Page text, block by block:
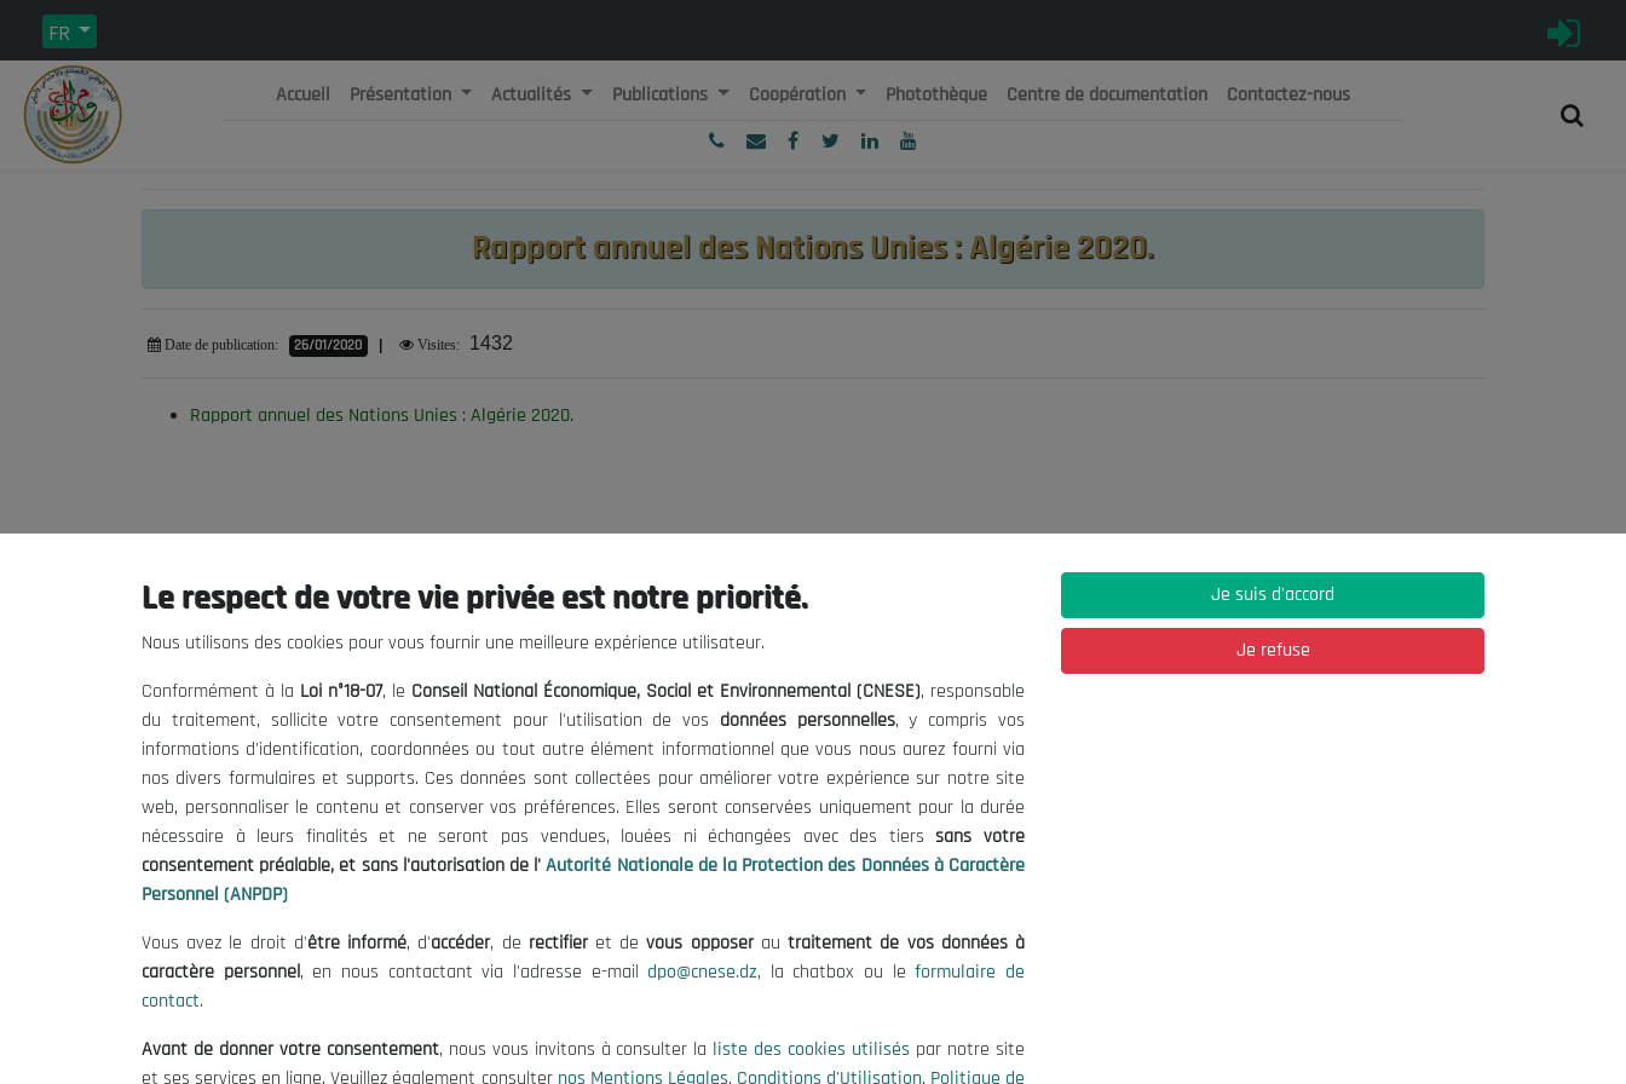
FR
République Algérienne Démocratique et Populaire الجزائرية الديمقراطية الشعبية
Accueil Présentation Actualités Publications Coopération Photothèque Centre de documentation Contactez-nous
Rapport annuel des Nations Unies : Algérie 2020.
Date de publication: 26/01/2020 Visites: 1432
Rapport annuel des Nations Unies : Algérie 2020.
26/01/2020
Appels d'offres et Consultations (+213) 021 98 01 00|01|02
Le respect de votre vie privée est notre priorité.
Nous utilisons des cookies pour vous fournir une meilleure expérience utilisateur.
Conformément à la Loi n°18-07, le Conseil National Économique, Social et Environnemental (CNESE), responsable
du traitement, sollicite votre consentement pour l'utilisation de vos données personnelles, y compris vos
informations d'identification, coordonnées ou tout autre élément informationnel que vous nous aurez fourni via
nos divers formulaires et supports. Ces données sont collectées pour améliorer votre expérience sur notre site
web, personnaliser le contenu et conserver vos préférences. Elles seront conservées uniquement pour la durée
nécessaire à leurs finalités et ne seront pas vendues, louées ni échangées avec des tierssans votre
consentement préalable, et sans l'autorisation de l' Autorité Nationale de la Protection des Données à Caractère
Personnel (ANPDP)
Vous avez le droit d'être informé, d'accéder, de rectifieret devous opposerautraitement de vos données à
caractère personnel, en nous contactant via l'adresse e-mail dpo@cnese.dz, la chatbox ou leformulaire de
contact.
Avant de donner votre consentement, nous vous invitons à consulter la liste des cookies utilisés par notre site
et ses services en ligne. Veuillez également consulter nos Mentions Légales, Conditions d'Utilisation, Politique de
Je suis d'accord
Je refuse